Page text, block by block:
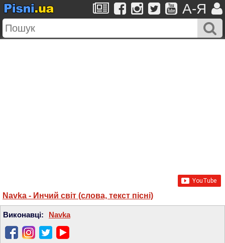
A-Я
Navka - Инчий світ (слова, текст пісні)
Виконавці: Navka